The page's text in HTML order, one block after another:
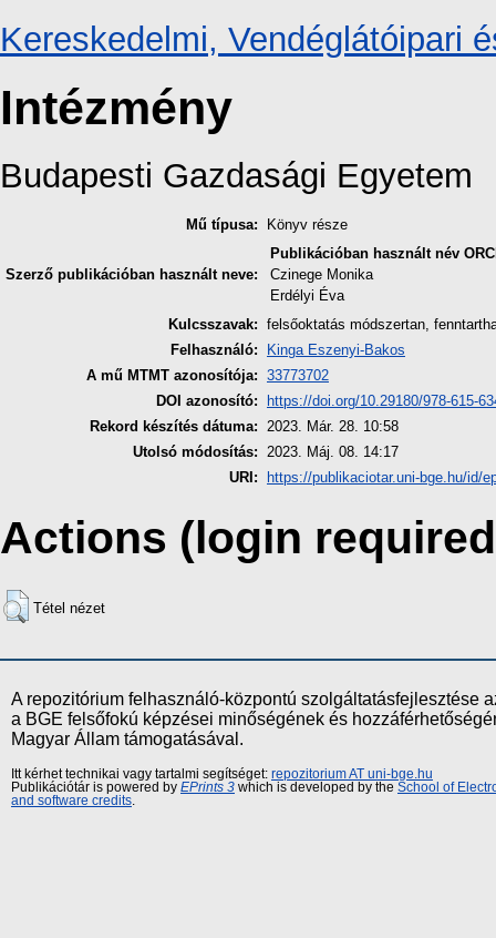
Kereskedelmi, Vendéglátóipari
Intézmény
Budapesti Gazdasági Egyetem
Mű típusa: Könyv része
Szerző publikációban használt neve:
Publikációban használt név
Czinege Monika
Erdélyi Éva
Kulcsszavak: felsőoktatás módszertan,
Felhasználó:
Kinga Eszenyi-Bakos
A mű MTMT azonosítója: 33773702
DOI azonosító:
https://doi.org/10.29180/978-615-
Rekord készítés dátuma: 2023. Már. 28. 10:58
Utolsó módosítás: 2023. Máj. 08. 14:17
URI:
https://publikaciotar.uni-bge.hu/id/
Actions (login
Tétel nézet
A repozitórium felhasználó-központú szolgáltatásfejlesztése
a BGE felsőfokú képzései minőségének és
Magyar Állam támogatásával.
Itt kérhet technikai vagy tartalmi segítséget: repozitorium AT uni-bge.hu
Publikációtár is powered by EPrints 3 which is developed by the School of
and software credits